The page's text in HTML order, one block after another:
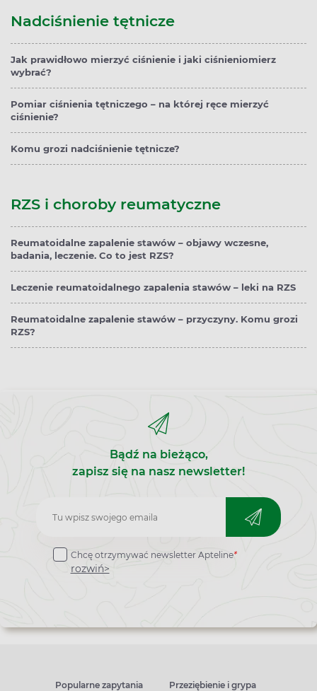
Nadciśnienie tętnicze
Jak prawidłowo mierzyć ciśnienie i jaki ciśnieniomierz
wybrać?
Pomiar ciśnienia tętniczego – na której ręce mierzyć
ciśnienie?
Komu grozi nadciśnienie tętnicze?
RZS i choroby reumatyczne
Reumatoidalne zapalenie stawów – objawy wczesne,
badania, leczenie. Co to jest RZS?
Leczenie reumatoidalnego zapalenia stawów – leki na RZS
Reumatoidalne zapalenie stawów – przyczyny. Komu grozi
RZS?
Bądź na bieżąco,
zapisz się na nasz newsletter!
Zapisz
do
newslettera
Chcę otrzymywać newsletter Apteline*
rozwiń>
Popularne zapytania Przeziębienie i grypa